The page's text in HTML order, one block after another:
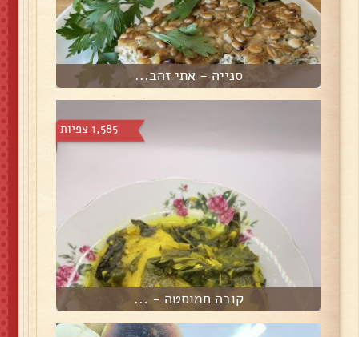
סנייה - אתי זהב...
1,585 צפיות
קובה חמוסטה - ...